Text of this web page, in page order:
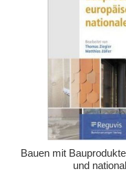
Bauen mit
und